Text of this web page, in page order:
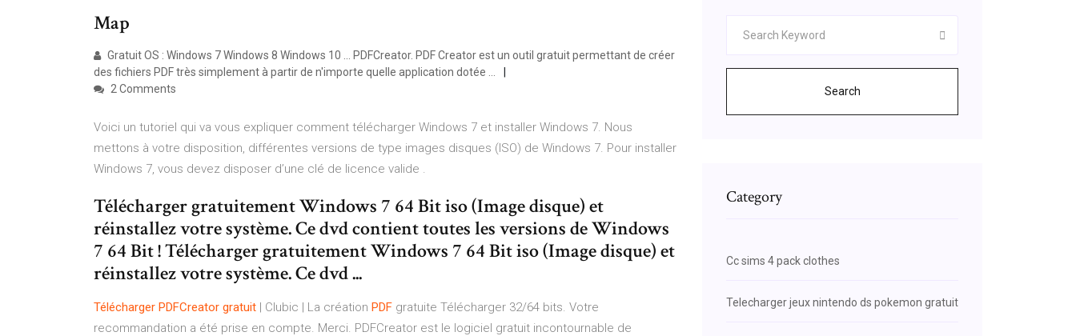
Map
Gratuit OS : Windows 7 Windows 8 Windows 10 ... PDFCreator. PDF Creator est un outil gratuit permettant de créer
des fichiers PDF très simplement à partir de n'importe quelle application dotée ...
2 Comments
Voici un tutoriel qui va vous expliquer comment télécharger Windows 7 et installer Windows 7. Nous
mettons à votre disposition, différentes versions de type images disques (ISO) de Windows 7. Pour installer
Windows 7, vous devez disposer d’une clé de licence valide .
Télécharger gratuitement Windows 7 64 Bit iso (Image disque) et
réinstallez votre système. Ce dvd contient toutes les versions de Windows
7 64 Bit ! Télécharger gratuitement Windows 7 64 Bit iso (Image disque) et
réinstallez votre système. Ce dvd ...
Télécharger PDFCreator gratuit | Clubic | La création PDF gratuite Télécharger 32/64 bits. Votre
recommandation a été prise en compte. Merci. PDFCreator est le logiciel gratuit incontournable de
Search
Category
Cc sims 4 pack clothes
Telecharger jeux nintendo ds pokemon gratuit